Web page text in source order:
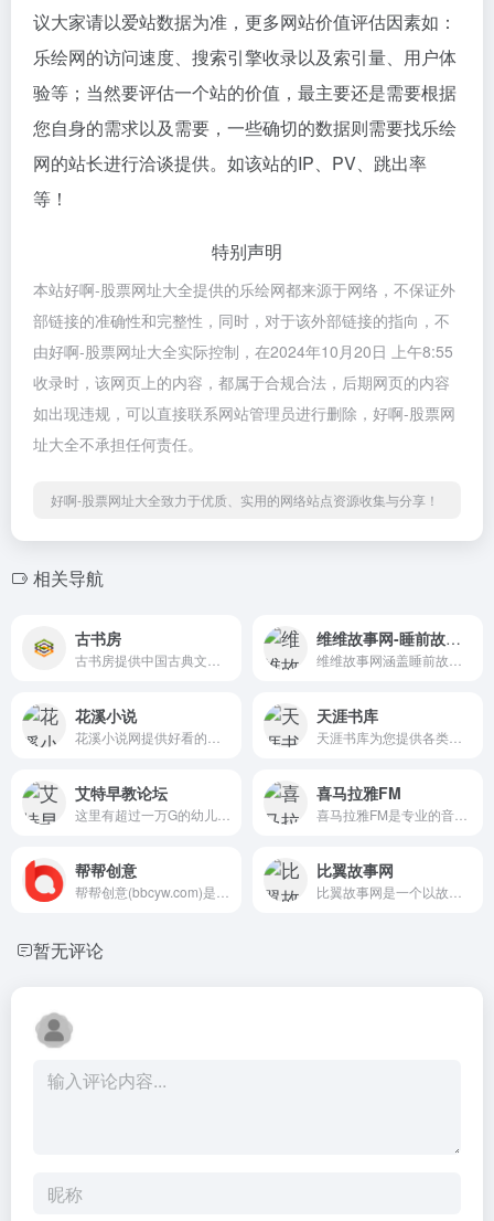
议大家请以爱站数据为准，更多网站价值评估因素如：
乐绘网的访问速度、搜索引擎收录以及索引量、用户体
验等；当然要评估一个站的价值，最主要还是需要根据
您自身的需求以及需要，一些确切的数据则需要找乐绘
网的站长进行洽谈提供。如该站的IP、PV、跳出率
等！
特别声明
本站好啊-股票网址大全提供的乐绘网都来源于网络，不保证外
部链接的准确性和完整性，同时，对于该外部链接的指向，不
由好啊-股票网址大全实际控制，在2024年10月20日 上午8:55
收录时，该网页上的内容，都属于合规合法，后期网页的内容
如出现违规，可以直接联系网站管理员进行删除，好啊-股票网
址大全不承担任何责任。
好啊-股票网址大全致力于优质、实用的网络站点资源收集与分享！
相关导航
古书房 维维故事网-睡前故事-儿童故事-小故事大全
花溪小说 天涯书库
艾特早教论坛 喜马拉雅FM
帮帮创意 比翼故事网
暂无评论